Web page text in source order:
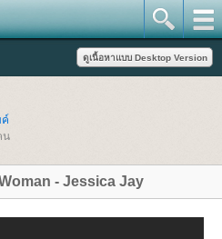
น
- Jessica Jay